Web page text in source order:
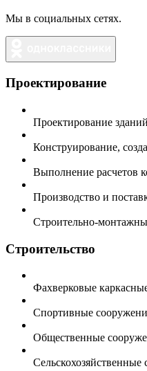
Мы в социальных сетях.
Проектирование
Проектирование
Конструирование,
Выполнение расчетов
Производство и
Строительно-
Строительство
Фахверковые
Спортивные
Общественные
Сельскохозяйственные